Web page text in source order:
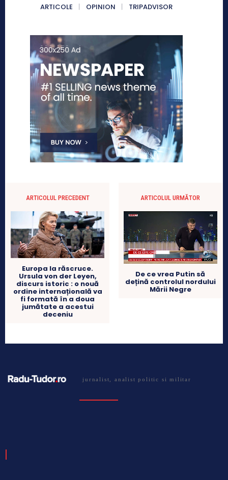
ARTICOLE OPINION TRIPADVISOR
ARTICOLUL PRECEDENT
Europa la răscruce.
Ursula von der Leyen,
discurs istoric : o nouă
ordine internațională va
fi formată în a doua
jumătate a acestui
deceniu
ARTICOLUL URMĂTOR
De ce vrea Putin să
dețină controlul nordului
Mării Negre
jurnalist, analist politic si militar